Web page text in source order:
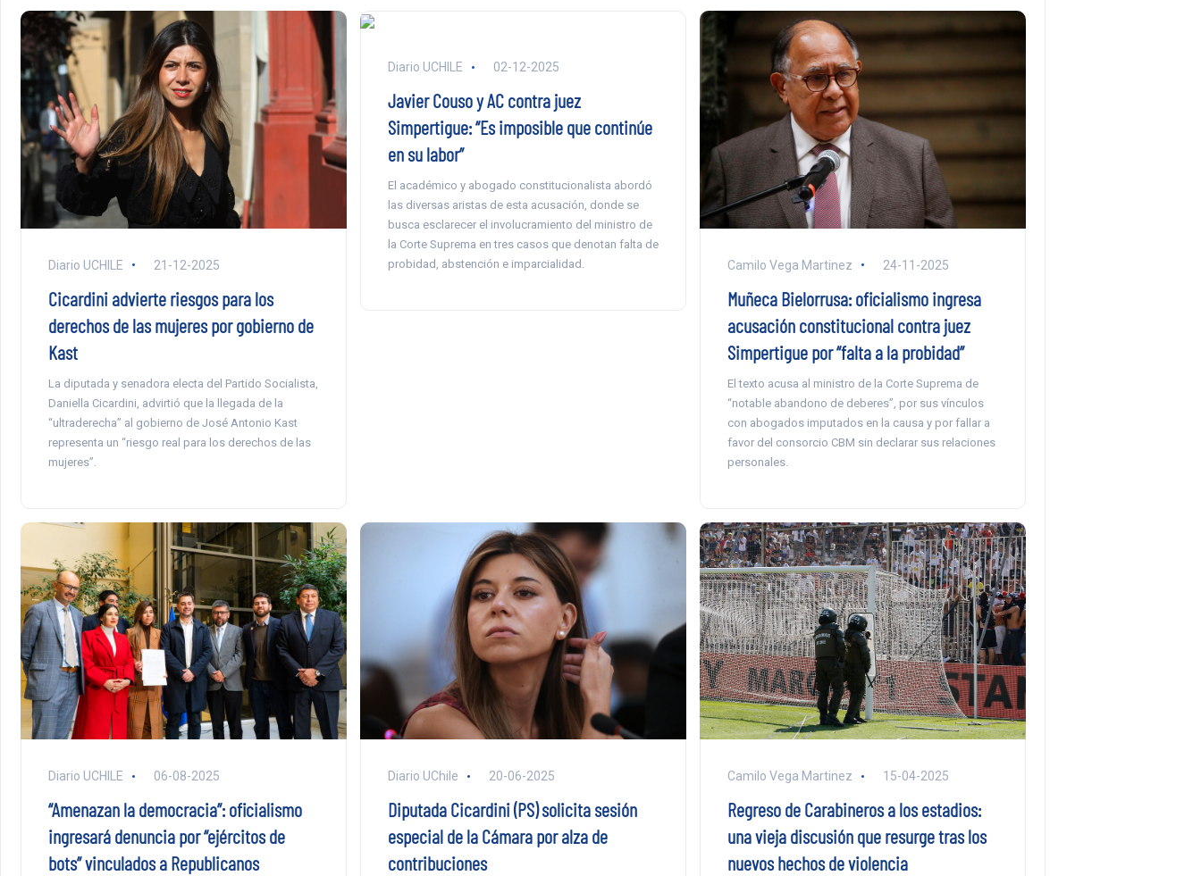
Diario UCHILE 21-12-2025
Cicardini advierte riesgos para los
derechos de las mujeres por gobierno de
Kast
La diputada y senadora electa del Partido Socialista,
Daniella Cicardini, advirtió que la llegada de la
“ultraderecha” al gobierno de José Antonio Kast
representa un “riesgo real para los derechos de las
mujeres”.
Diario UCHILE 02-12-2025
Javier Couso y AC contra juez
Simpertigue: “Es imposible que continúe
en su labor”
El académico y abogado constitucionalista abordó
las diversas aristas de esta acusación, donde se
busca esclarecer el involucramiento del ministro de
la Corte Suprema en tres casos que denotan falta de
probidad, abstención e imparcialidad.
Camilo Vega Martinez 24-11-2025
Muñeca Bielorrusa: oficialismo ingresa
acusación constitucional contra juez
Simpertigue por “falta a la probidad”
El texto acusa al ministro de la Corte Suprema de
“notable abandono de deberes”, por sus vínculos
con abogados imputados en la causa y por fallar a
favor del consorcio CBM sin declarar sus relaciones
personales.
Diario UCHILE 06-08-2025
“Amenazan la democracia”: oficialismo
ingresará denuncia por “ejércitos de
bots” vinculados a Republicanos
Diario UChile 20-06-2025
Diputada Cicardini (PS) solicita sesión
especial de la Cámara por alza de
contribuciones
Camilo Vega Martinez 15-04-2025
Regreso de Carabineros a los estadios:
una vieja discusión que resurge tras los
nuevos hechos de violencia